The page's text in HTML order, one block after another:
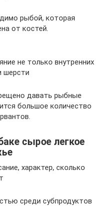
рыбой, которая
от костей.
не только внутренних
шерсти
давать рыбные
большое количество
сырое легкое
характер, сколько
среди субпродуктов